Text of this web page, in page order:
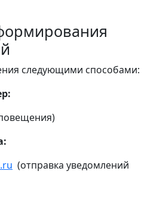
следующими способами:
(отправка уведомлений